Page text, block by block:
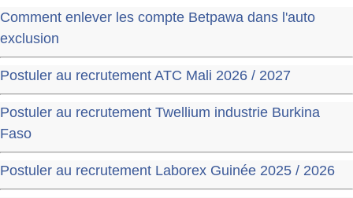
Comment enlever les compte Betpawa dans l'auto
exclusion
Postuler au recrutement ATC Mali 2026 / 2027
Postuler au recrutement Twellium industrie Burkina
Faso
Postuler au recrutement Laborex Guinée 2025 / 2026